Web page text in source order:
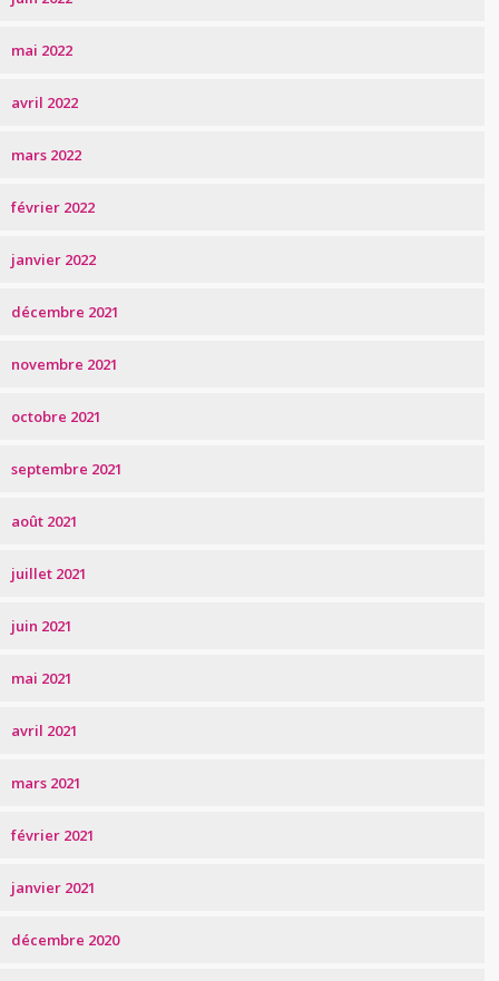
mai 2022
avril 2022
mars 2022
février 2022
janvier 2022
décembre 2021
novembre 2021
octobre 2021
septembre 2021
août 2021
juillet 2021
juin 2021
mai 2021
avril 2021
mars 2021
février 2021
janvier 2021
décembre 2020